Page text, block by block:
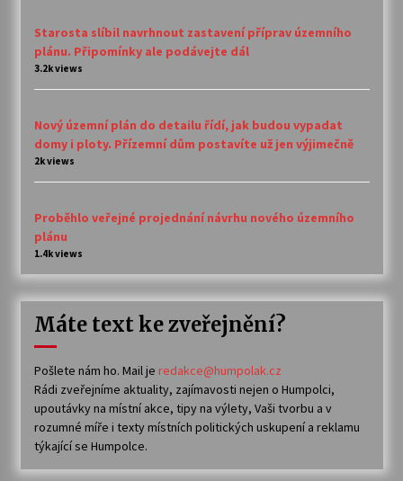
Starosta slíbil navrhnout zastavení příprav územního
plánu. Připomínky ale podávejte dál
3.2k views
Nový územní plán do detailu řídí, jak budou vypadat
domy i ploty. Přízemní dům postavíte už jen výjimečně
2k views
Proběhlo veřejné projednání návrhu nového územního
plánu
1.4k views
Máte text ke zveřejnění?
Pošlete nám ho. Mail je redakce@humpolak.cz
Rádi zveřejníme aktuality, zajímavosti nejen o Humpolci,
upoutávky na místní akce, tipy na výlety, Vaši tvorbu a v
rozumné míře i texty místních politických uskupení a reklamu
týkající se Humpolce.